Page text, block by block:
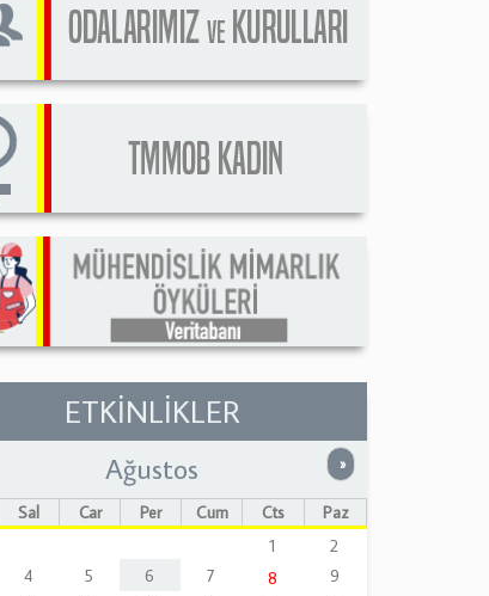
ETKİNLİKLER
»Sonraki
Ağustos
Sal Çar Per Cum Cts
Paz
1
2
4 5 6 7 8
9